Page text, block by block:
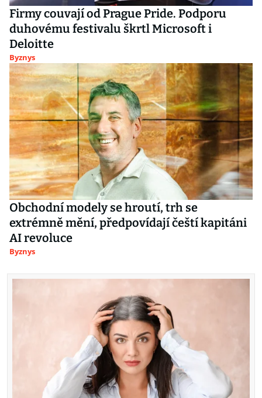
Firmy couvají od Prague Pride. Podporu
duhovému festivalu škrtl Microsoft i
Deloitte
Byznys
Obchodní modely se hroutí, trh se
extrémně mění, předpovídají čeští kapitáni
AI revoluce
Byznys